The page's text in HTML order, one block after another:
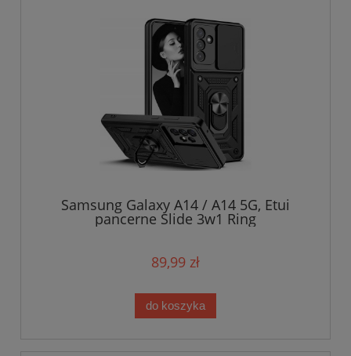
Samsung Galaxy A14 / A14 5G, Etui
pancerne Slide 3w1 Ring
89,99 zł
do koszyka